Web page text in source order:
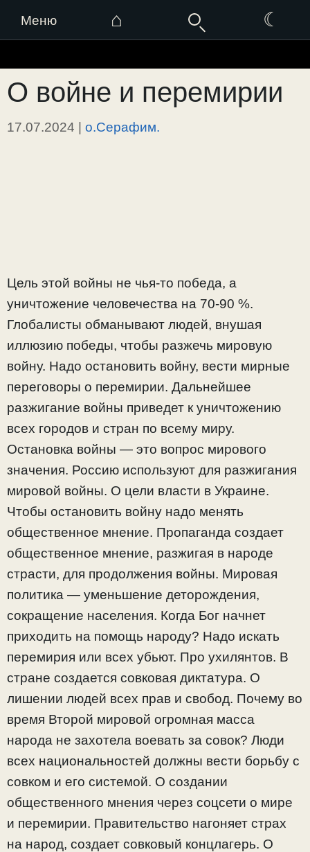
Меню ⌂ ☾
к
содержимому
О войне и перемирии
17.07.2024 | о.Серафим.
Цель этой войны не чья-то победа, а
уничтожение человечества на 70-90 %.
Глобалисты обманывают людей, внушая
иллюзию победы, чтобы разжечь мировую
войну. Надо остановить войну, вести мирные
переговоры о перемирии. Дальнейшее
разжигание войны приведет к уничтожению
всех городов и стран по всему миру.
Остановка войны — это вопрос мирового
значения. Россию используют для разжигания
мировой войны. О цели власти в Украине.
Чтобы остановить войну надо менять
общественное мнение. Пропаганда создает
общественное мнение, разжигая в народе
страсти, для продолжения войны. Мировая
политика — уменьшение деторождения,
сокращение населения. Когда Бог начнет
приходить на помощь народу? Надо искать
перемирия или всех убьют. Про ухилянтов. В
стране создается совковая диктатура. О
лишении людей всех прав и свобод. Почему во
время Второй мировой огромная масса
народа не захотела воевать за совок? Люди
всех национальностей должны вести борьбу с
совком и его системой. О создании
общественного мнения через соцсети о мире
и перемирии. Правительство нагоняет страх
на народ, создает совковый концлагерь. О